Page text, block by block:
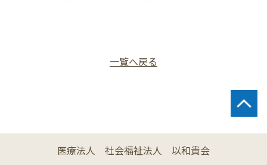
一覧へ戻る
医療法人 社会福祉法人 以和貴会